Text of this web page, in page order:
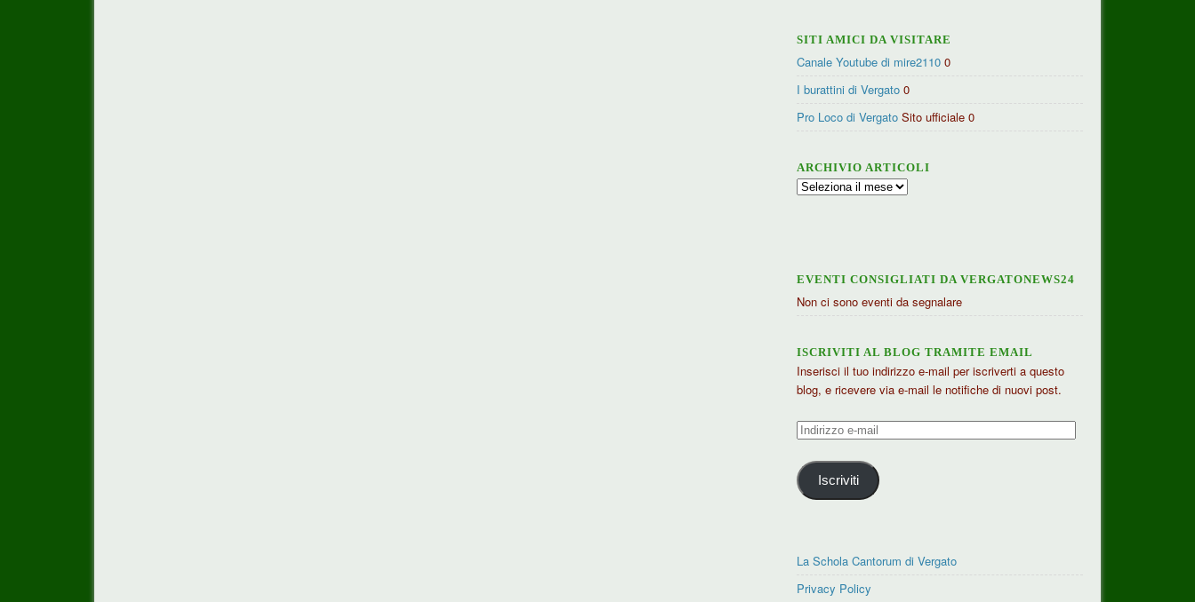
SITI AMICI DA VISITARE
Canale Youtube di mire2110 0
I burattini di Vergato 0
Pro Loco di Vergato Sito ufficiale 0
ARCHIVIO ARTICOLI
Archivio
EVENTI CONSIGLIATI DA VERGATONEWS24
Non ci sono eventi da segnalare
ISCRIVITI AL BLOG TRAMITE EMAIL
Inserisci il tuo indirizzo e-mail per iscriverti a questo
blog, e ricevere via e-mail le notifiche di nuovi post.
Indirizzo
mail
Iscriviti
La Schola Cantorum di Vergato
Privacy Policy